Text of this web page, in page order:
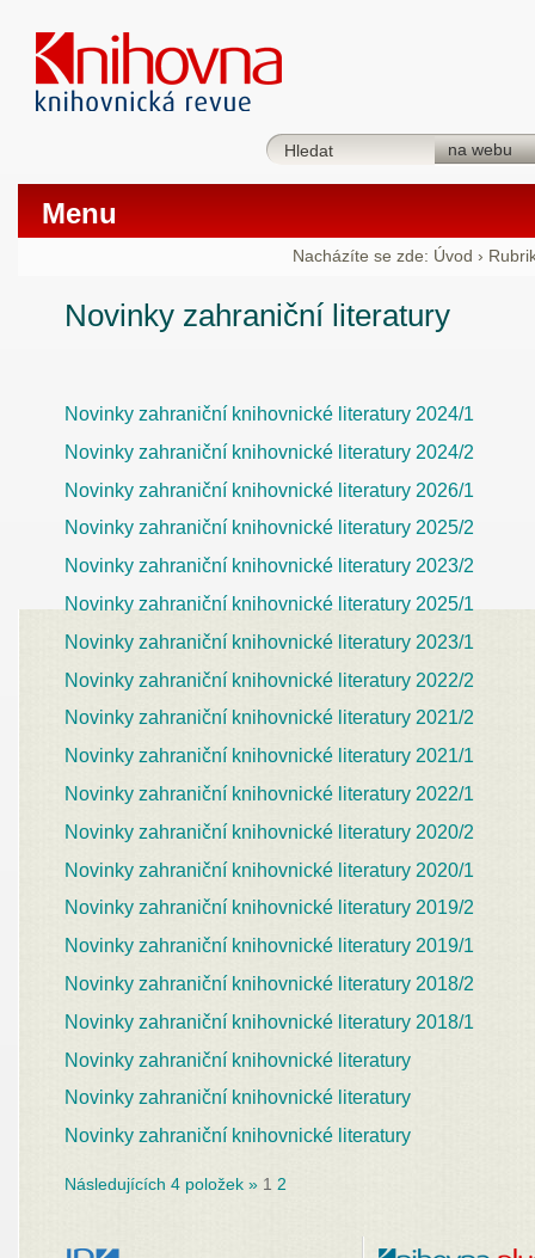
Menu
Nacházíte se zde: Úvod ›
Novinky zahraniční literatury
Novinky zahraniční knihovnické literatury 2024/1
Novinky zahraniční knihovnické literatury 2024/2
Novinky zahraniční knihovnické literatury 2026/1
Novinky zahraniční knihovnické literatury 2025/2
Novinky zahraniční knihovnické literatury 2023/2
Novinky zahraniční knihovnické literatury 2025/1
Novinky zahraniční knihovnické literatury 2023/1
Novinky zahraniční knihovnické literatury 2022/2
Novinky zahraniční knihovnické literatury 2021/2
Novinky zahraniční knihovnické literatury 2021/1
Novinky zahraniční knihovnické literatury 2022/1
Novinky zahraniční knihovnické literatury 2020/2
Novinky zahraniční knihovnické literatury 2020/1
Novinky zahraniční knihovnické literatury 2019/2
Novinky zahraniční knihovnické literatury 2019/1
Novinky zahraniční knihovnické literatury 2018/2
Novinky zahraniční knihovnické literatury 2018/1
Novinky zahraniční knihovnické literatury
Novinky zahraniční knihovnické literatury
Novinky zahraniční knihovnické literatury
Následujících 4 položek » 1 2